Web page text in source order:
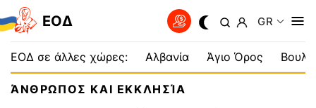
EOΔ GR
ΕΟΔ σε άλλες χώρες: Αλβανία Άγιο Όρος
ΆΝΘΡΩΠΟΣ ΚΑΙ ΕΚΚΛΗΣΊΑ